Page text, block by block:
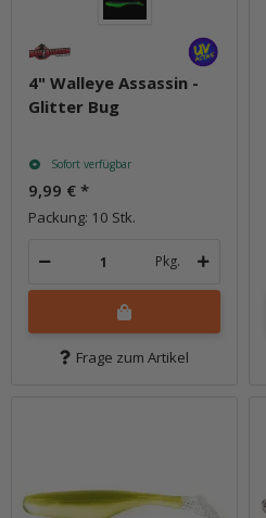
4" Walleye Assassin -
Glitter Bug
Sofort verfügbar
9,99 € *
Packung: 10 Stk.
Pkg.
Frage zum Artikel